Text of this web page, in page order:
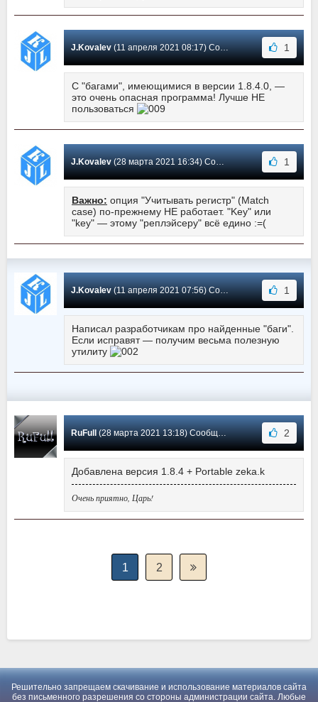
J.Kovalev(11 апреля 2021 08:17) Сообщение #10 1
С "багами", имеющимися в версии 1.8.4.0, —
это очень опасная программа! Лучше НЕ
пользоваться
J.Kovalev(28 марта 2021 16:34) Сообщение #9 1
Важно: опция "Учитывать регистр" (Match
case) по-прежнему НЕ работает. "Key" или
"key" — этому "реплэйсеру" всё едино :=(
J.Kovalev(11 апреля 2021 07:56) Сообщение #8 1
Написал разработчикам про найденные "баги".
Если исправят — получим весьма полезную
утилиту
RuFull(28 марта 2021 13:18) Сообщение #7 2
Добавлена версия 1.8.4 + Portable zeka.k
Очень приятно, Царь!
1 2
Решительно запрещаем скачивание и использование материалов сайта
без письменного разрешения со стороны администрации сайта. Любые